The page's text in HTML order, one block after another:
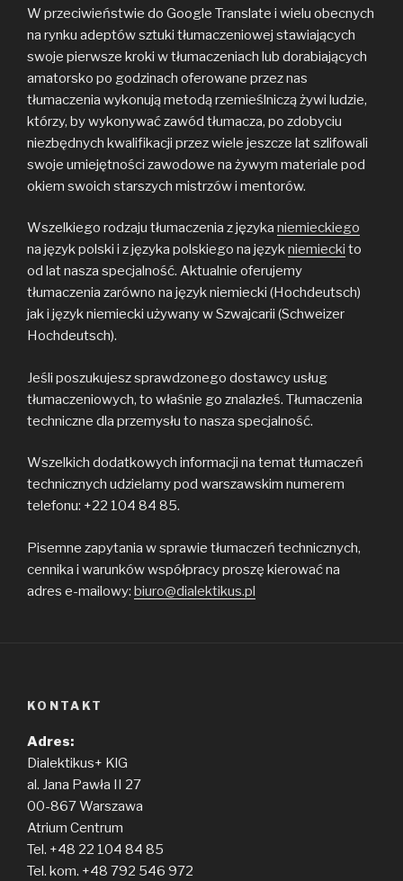
W przeciwieństwie do Google Translate i wielu obecnych
na rynku adeptów sztuki tłumaczeniowej stawiających
swoje pierwsze kroki w tłumaczeniach lub dorabiających
amatorsko po godzinach oferowane przez nas
tłumaczenia wykonują metodą rzemieślniczą żywi ludzie,
którzy, by wykonywać zawód tłumacza, po zdobyciu
niezbędnych kwalifikacji przez wiele jeszcze lat szlifowali
swoje umiejętności zawodowe na żywym materiale pod
okiem swoich starszych mistrzów i mentorów.
Wszelkiego rodzaju tłumaczenia z języka niemieckiego
na język polski i z języka polskiego na językniemiecki to
od lat nasza specjalność. Aktualnie oferujemy
tłumaczenia zarówno na język niemiecki (Hochdeutsch)
jak i język niemiecki używany w Szwajcarii (Schweizer
Hochdeutsch).
Jeśli poszukujesz sprawdzonego dostawcy usług
tłumaczeniowych, to właśnie go znalazłeś. Tłumaczenia
techniczne dla przemysłu to nasza specjalność.
Wszelkich dodatkowych informacji na temat tłumaczeń
technicznych udzielamy pod warszawskim numerem
telefonu: +22 104 84 85.
Pisemne zapytania w sprawie tłumaczeń technicznych,
cennika i warunków współpracy proszę kierować na
adres e-mailowy: biuro@dialektikus.pl
KONTAKT
Adres:
Dialektikus+ KlG
al. Jana Pawła II 27
00-867 Warszawa
Atrium Centrum
Tel. +48 22 104 84 85
Tel. kom. +48 792 546 972